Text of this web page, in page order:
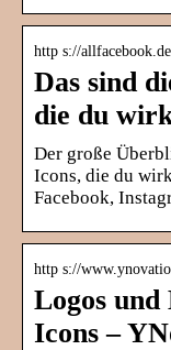
http s://
Das sind
die du
Der große
Icons, die du
Facebook,
http s://
Logos und
Icons –